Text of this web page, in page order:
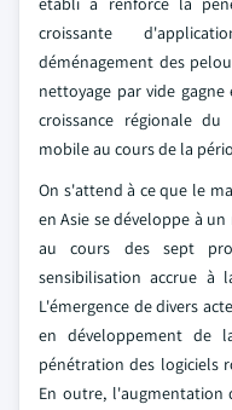
croissante
déménagement des
nettoyage par vide
croissance régionale
mobile au cours de la
On s'attend à ce que le
en Asie se développe à
au cours des sept
sensibilisation accrue à
L'émergence de divers
en développement de
pénétration des logiciels
En outre, l'augmentation